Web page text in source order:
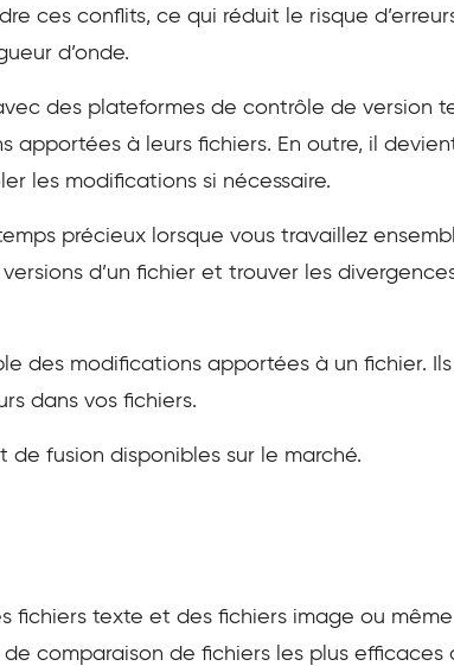
ces conflits, ce qui réduit le risque
d’onde.
des plateformes de contrôle de version
apportées à leurs fichiers. En outre, il
les modifications si nécessaire.
précieux lorsque vous travaillez
d’un fichier et trouver les
des modifications apportées à un fichier.
dans vos fichiers.
fusion disponibles sur le marché.
fichiers texte et des fichiers image ou
comparaison de fichiers les plus efficaces